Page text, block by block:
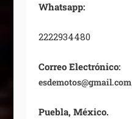
Whatsapp:
2222934480
Correo Electrónico:
esdemotos@gmail.com
Puebla, México.